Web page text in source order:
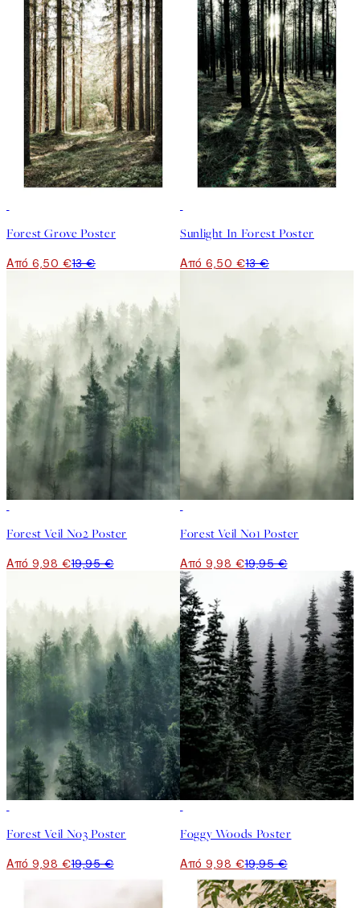
Forest Grove Poster
Από 6,50 €13 €
Sunlight In Forest Poster
Από 6,50 €13 €
Forest Veil No2 Poster
Από 9,98 €19,95 €
Forest Veil No1 Poster
Από 9,98 €19,95 €
Forest Veil No3 Poster
Από 9,98 €19,95 €
Foggy Woods Poster
Από 9,98 €19,95 €